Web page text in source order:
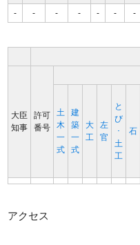
- - - - - - -
大臣
知事
許可
番号
土
木
一
式
建
築
一
式
大
工
左
官
と
び
･
土
工
石
アクセス